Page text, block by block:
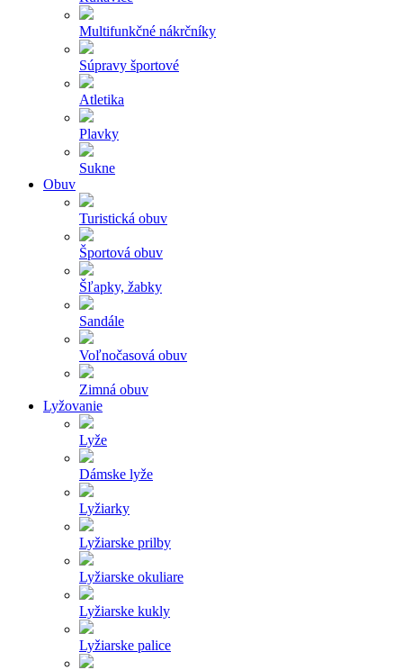
Multifunkčné nákrčníky
Súpravy športové
Atletika
Plavky
Sukne
Obuv
Turistická obuv
Športová obuv
Šľapky, žabky
Sandále
Voľnočasová obuv
Zimná obuv
Lyžovanie
Lyže
Dámske lyže
Lyžiarky
Lyžiarske prilby
Lyžiarske okuliare
Lyžiarske kukly
Lyžiarske palice